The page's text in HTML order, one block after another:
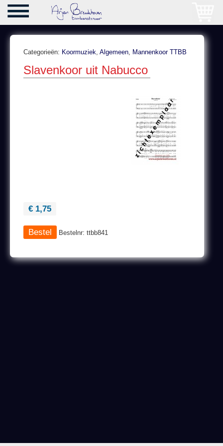
Categorieën: Koormuziek, Algemeen, Mannenkoor TTBB
Slavenkoor uit Nabucco
€ 1,75
Bestelnr: ttbb841